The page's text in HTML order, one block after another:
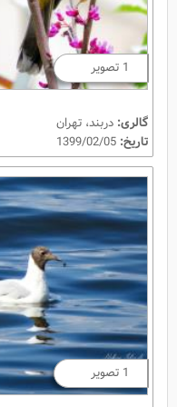
1 تصویر
گالری: دربند، تهران
تاریخ:
1 تصویر